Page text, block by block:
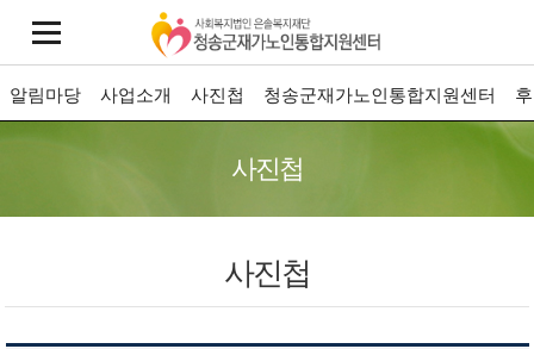
알림마당 사업소개 사진첩 청송군재가노인통합지원센터
사진첩
사진첩